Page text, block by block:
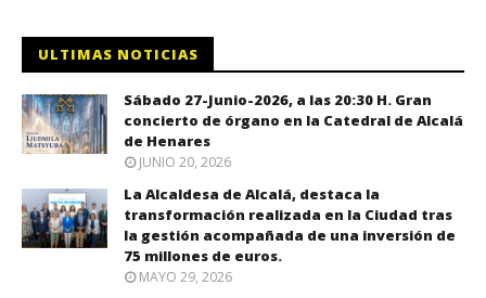
ULTIMAS NOTICIAS
Sábado 27-Junio-2026, a las 20:30 H. Gran
concierto de órgano en la Catedral de Alcalá
de Henares
JUNIO 20, 2026
La Alcaldesa de Alcalá, destaca la
transformación realizada en la Ciudad tras
la gestión acompañada de una inversión de
75 millones de euros.
MAYO 29, 2026